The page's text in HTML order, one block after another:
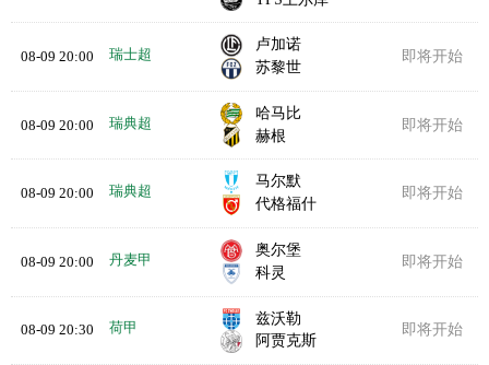
08-09 20:00 瑞士超
卢加诺
苏黎世
即将开始
08-09 20:00 瑞典超
哈马比
赫根
即将开始
08-09 20:00 瑞典超
马尔默
代格福什
即将开始
08-09 20:00 丹麦甲
奥尔堡
科灵
即将开始
08-09 20:30 荷甲
兹沃勒
阿贾克斯
即将开始